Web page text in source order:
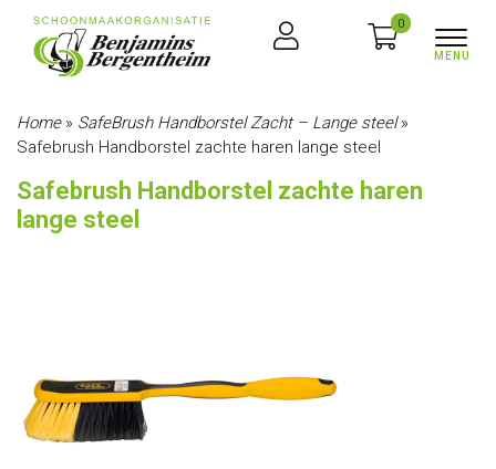
0
Home» SafeBrush Handborstel Zacht – Lange steel»
Safebrush Handborstel zachte haren lange steel
Safebrush Handborstel zachte haren
lange steel